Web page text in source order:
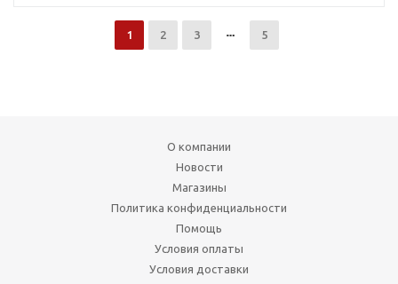
1 2 3 5
О компании
Новости
Магазины
Политика конфиденциальности
Помощь
Условия оплаты
Условия доставки